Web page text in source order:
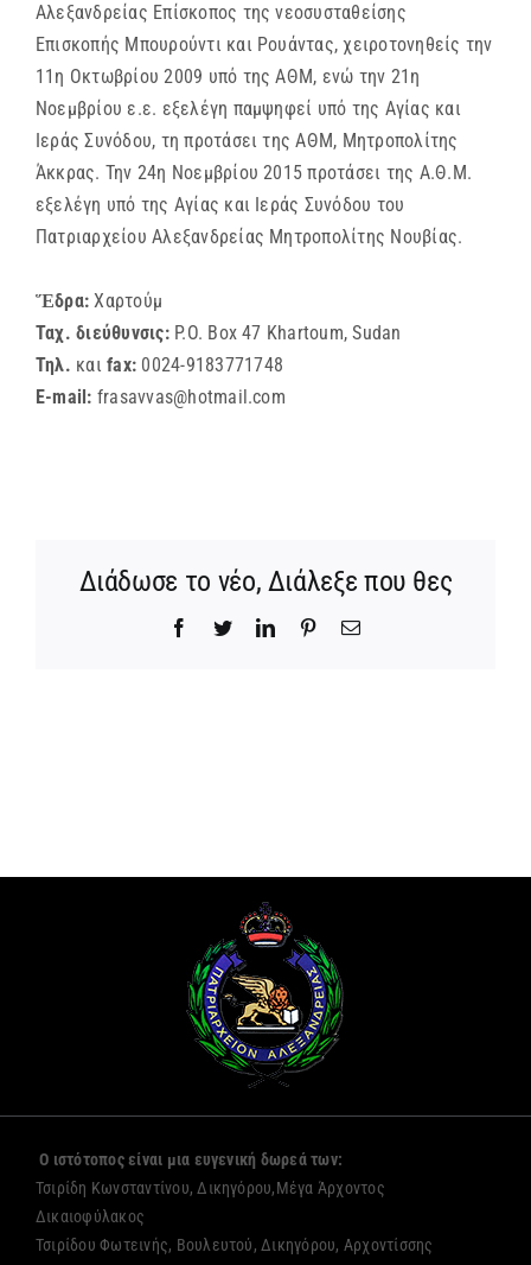
Αλεξανδρείας Επίσκοπος της νεοσυσταθείσης
Επισκοπής Μπουρούντι και Ρουάντας, χειροτονηθείς την
11η Οκτωβρίου 2009 υπό της ΑΘΜ, ενώ την 21η
Νοεμβρίου ε.ε. εξελέγη παμψηφεί υπό της Αγίας και
Ιεράς Συνόδου, τη προτάσει της ΑΘΜ, Μητροπολίτης
Άκκρας. Την 24η Νοεμβρίου 2015 προτάσει της Α.Θ.Μ.
εξελέγη υπό της Αγίας και Ιεράς Συνόδου του
Πατριαρχείου Αλεξανδρείας Μητροπολίτης Νουβίας.
Ἕδρα: Χαρτούμ
Ταχ. διεύθυνσις:P.O. Box 47 Khartoum, Sudan
Τηλ. καιfax: 0024-9183771748
E-mail: frasavvas@hotmail.com
Διάδωσε το νέο, Διάλεξε που θες
Facebook
TwitterLinkedInPinterestEmail
Ο ιστότοπος είναι μια ευγενική δωρεά των:
Τσιρίδη Κωνσταντίνου, Δικηγόρου,Μέγα Άρχοντος
Δικαιοφύλακος
Τσιρίδου Φωτεινής, Βουλευτού, Δικηγόρου, Αρχοντίσσης